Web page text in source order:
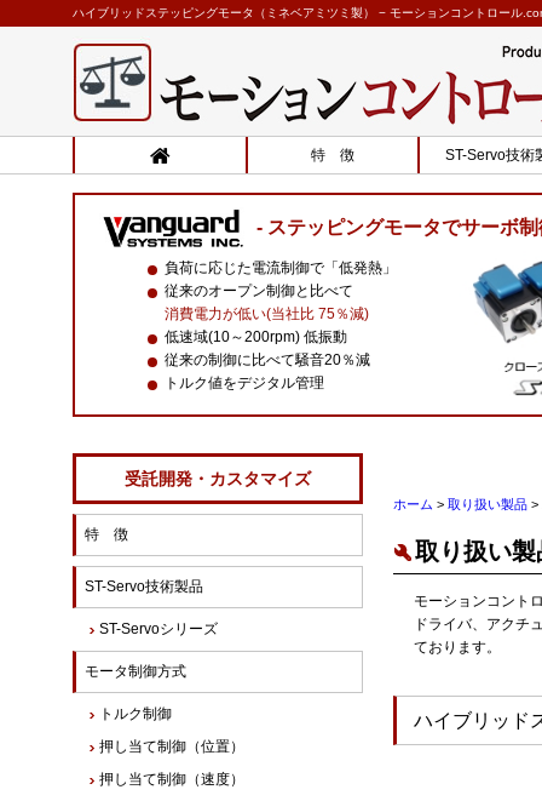
ハイブリッドステッピングモータ（ミネベアミツミ製） − モーションコントロール
特 徴 ST-Servo技術
ステッピングモータでサーボ制
負荷に応じた電流制御で「低発熱」
従来のオープン制御と比べて
消費電力が低い(当社比 75％減)
低速域(10～200rpm) 低振動
従来の制御に比べて騒音20％減
トルク値をデジタル管理
ホーム > 取り扱い製品 >
取り扱い製
モーションコント
ドライバ、アクチ
ております。
ハイブリッド
受託開発・カスタマイズ
特 徴
ST-Servo技術製品
ST-Servoシリーズ
モータ制御方式
トルク制御
押し当て制御（位置）
押し当て制御（速度）